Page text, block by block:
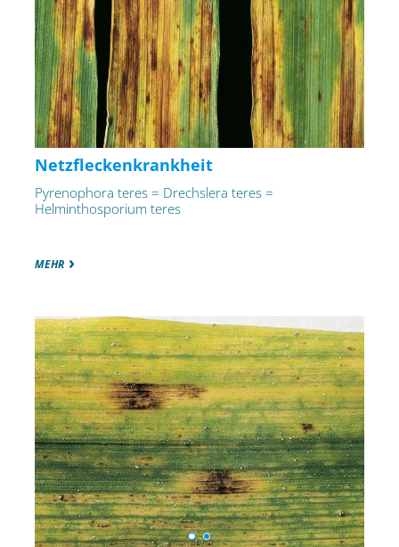
Netzfleckenkrankheit
Pyrenophora teres = Drechslera teres =
Helminthosporium teres
MEHR